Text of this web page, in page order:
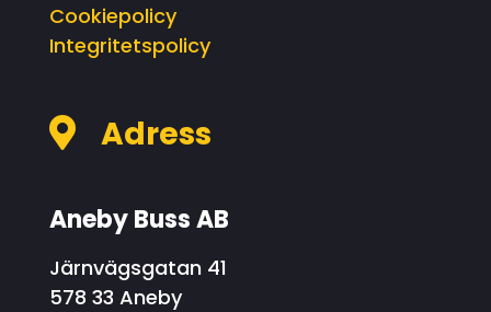
Cookiepolicy
Integritetspolicy
 Adress
Aneby Buss AB
Järnvägsgatan 41
578 33 Aneby